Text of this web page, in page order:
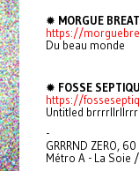
✹ MORGUE
https://
Du beau monde
✹ FOSSE
https://
Untitled
-
GRRRND ZERO,
Métro A - La Soie